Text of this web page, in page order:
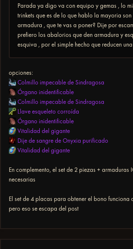
Parada ya digo va con equipo y gemas , lo
trinkets que es de lo que hablo la mayoria
armadura , que te vas a poner? Dije por
prefiero los abalorios que den armadura y
esquiva , por el simple hecho que reducen
opciones:
Colmillo impecable de Sindragosa
Órgano inidentificable
Colmillo impecable de Sindragosa
Llave esqueleto corroída
Órgano inidentificable
Vitalidad del gigante
Dije de sangre de Onyxia purificado
Vitalidad del gigante
En complemento, el set de 2 piezas + armaduras
necesarias
El set de 4 placas para obtener el bono funciona
pero eso se escapa del post